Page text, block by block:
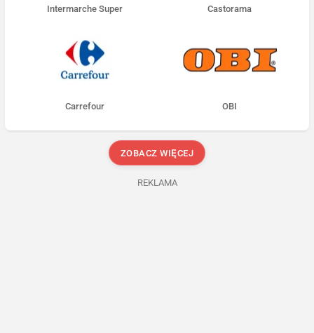
Intermarche Super Castorama
Carrefour OBI
ZOBACZ WIĘCEJ
REKLAMA